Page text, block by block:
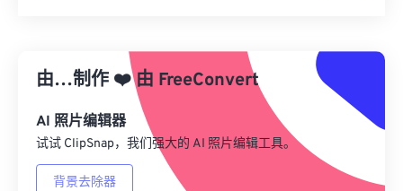
从预设应用
另存为预设
由…制作 ❤️由 FreeConvert
AI 照片编辑器
试试 ClipSnap，我们强大的 AI 照片编辑工具。
背景去除器